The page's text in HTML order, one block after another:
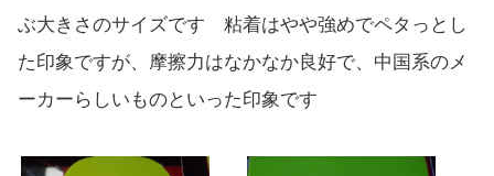
ぶ大きさのサイズです 粘着はやや強めでペタっとし
た印象ですが、摩擦力はなかなか良好で、中国系のメ
ーカーらしいものといった印象です